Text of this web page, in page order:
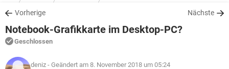
WINDOWS 10
WHATSAPP TIKTOK
FACEBOOK
SPIELE
WINDOWS 10
WHATSAPP
DOWNLOADS
SPIELE STREAMING
ANDROID
WINDOWS 10 INSTAGRAM
FORUM
SPIELE
LEXIKON
Vorherige Nächste
Notebook-Grafikkarte im Desktop-PC?
Geschlossen
deniz - Geändert am 8. November 2018 um 05:24